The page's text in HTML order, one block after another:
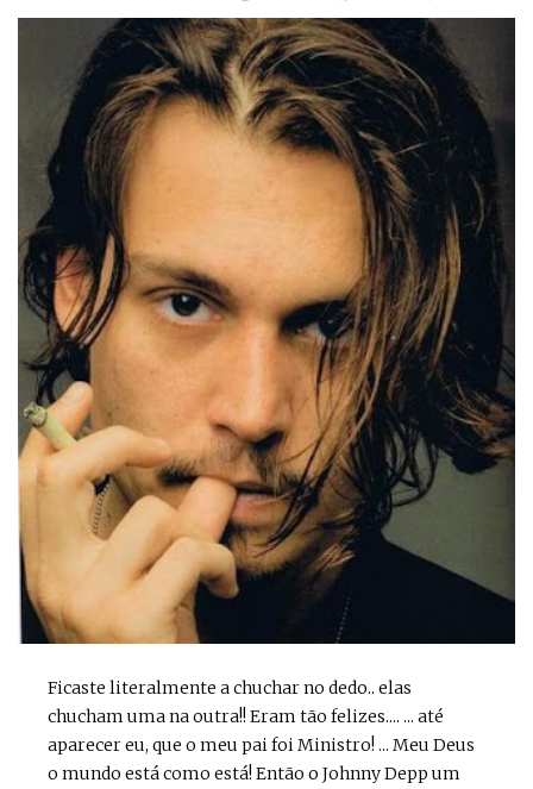
Ficaste literalmente a chuchar no dedo.. elas
chucham uma na outra!! Eram tão felizes.... ... até
aparecer eu, que o meu pai foi Ministro! ... Meu Deus
o mundo está como está! Então o Johnny Depp um